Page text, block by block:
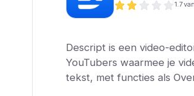
1.7
Descript is een video-
YouTubers waarmee je
tekst, met functies als